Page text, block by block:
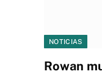
NOTICIAS
Rowan